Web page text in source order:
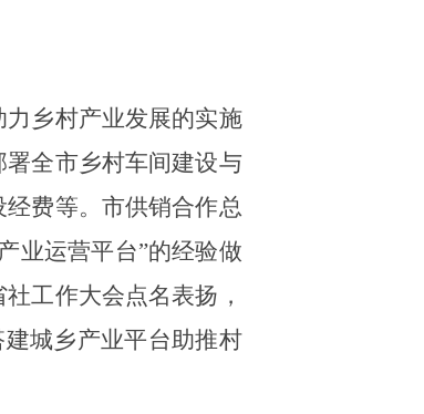
乡村产业发展的实施
全市乡村车间建设与
费等。市供销合作总
业运营平台”的经验做
工作大会点名表扬，
城乡产业平台助推村